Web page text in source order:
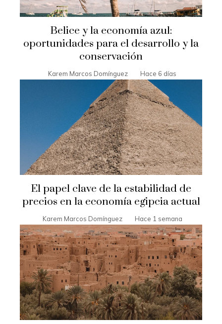
Belice y la economía azul:
oportunidades para el desarrollo y la
conservación
Karem Marcos Domínguez Hace 6 días
El papel clave de la estabilidad de
precios en la economía egipcia actual
Karem Marcos Domínguez Hace 1 semana